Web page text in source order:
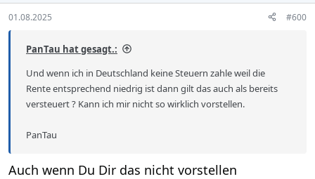
und nicht 55% ..
01.08.2025 #600
PanTau hat gesagt.:
Und wenn ich in Deutschland keine Steuern zahle weil die
Rente entsprechend niedrig ist dann gilt das auch als bereits
versteuert ? Kann ich mir nicht so wirklich vorstellen.
PanTau
Auch wenn Du Dir das nicht vorstellen